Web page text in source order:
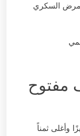
مرض السكري
مفتوح
وأغلى ثمناً